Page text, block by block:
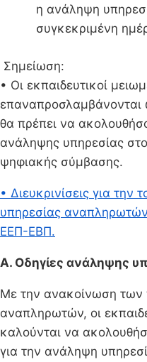
η ανάληψη
συγκεκριμένη
Σημείωση:
• Οι εκπαιδευτικοί
θα πρέπει να
ανάληψης υπηρεσίας
ψηφιακής σύμβασης.
• Διευκρινίσεις για
υπηρεσίας
ΕΕΠ-ΕΒΠ.
A. Οδηγίες ανάληψης
Με την ανακοίνωση
αναπληρωτών, οι
καλούνται να
για την ανάληψη